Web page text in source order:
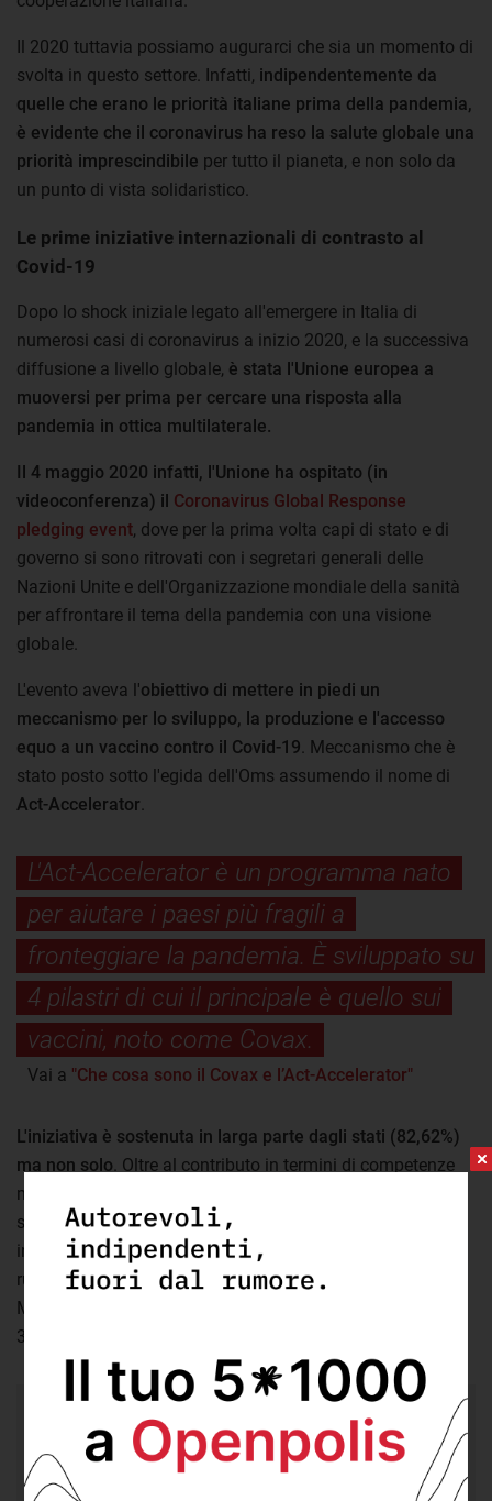
Il 2020 tuttavia possiamo augurarci che sia un momento di
svolta in questo settore. Infatti, indipendentemente da
quelle che erano le priorità italiane prima della pandemia,
è evidente che il coronavirus ha reso la salute globale una
priorità imprescindibile per tutto il pianeta, e non solo da
un punto di vista solidaristico.
Le prime iniziative internazionali di contrasto al
Covid-19
Dopo lo shock iniziale legato all'emergere in Italia di
numerosi casi di coronavirus a inizio 2020, e la successiva
diffusione a livello globale, è stata l'Unione europea a
muoversi per prima per cercare una risposta alla
pandemia in ottica multilaterale.
Il 4 maggio 2020 infatti, l'Unione ha ospitato (in
videoconferenza) il Coronavirus Global Response
pledging event, dove per la prima volta capi di stato e di
governo si sono ritrovati con i segretari generali delle
Nazioni Unite e dell'Organizzazione mondiale della sanità
per affrontare il tema della pandemia con una visione
globale.
L'evento aveva l'obiettivo di mettere in piedi un
meccanismo per lo sviluppo, la produzione e l'accesso
equo a un vaccino contro il Covid-19. Meccanismo che è
stato posto sotto l'egida dell'Oms assumendo il nome di
Act-Accelerator.
L'Act-Accelerator è un programma nato
per aiutare i paesi più fragili a
fronteggiare la pandemia. È sviluppato su
4 pilastri di cui il principale è quello sui
vaccini, noto come Covax.
Vai a "Che cosa sono il Covax e l’Act-Accelerator"
L'iniziativa è sostenuta in larga parte dagli stati (82,62%)
ma non solo. Oltre al contributo in termini di competenze
messo a disposizione dalla società civile e dal mondo
scientifico infatti, anche alcune organizzazioni
internazionali e i donatori privati stanno svolgendo un
ruolo importante. Tra questi in particolare la Bill and
Melinda Gates foundation, che da sola contribuisce per il
3,14%, e Welcome trust (0,45%).
5,74%la quota di fondi destinati ad Act-A
messi a disposizione dai donatori privati.